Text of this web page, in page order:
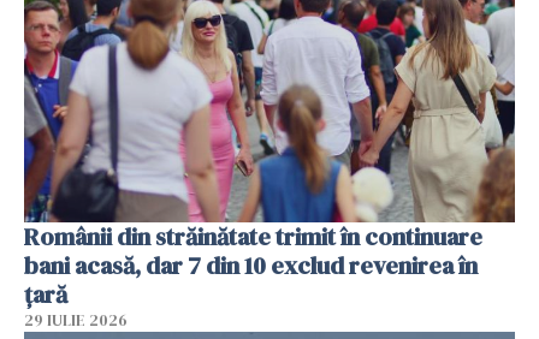
Românii din străinătate trimit în continuare
bani acasă, dar 7 din 10 exclud revenirea în
țară
29 IULIE 2026